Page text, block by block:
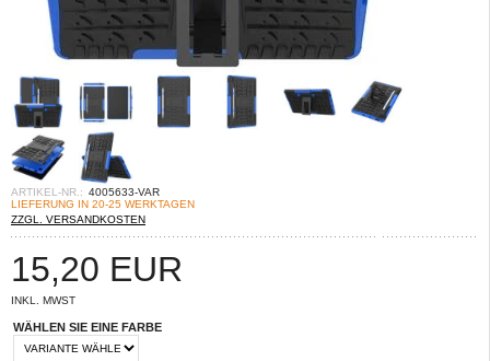
ARTIKEL-NR.: 4005633-VAR
LIEFERUNG IN 20-25 WERKTAGEN
ZZGL. VERSANDKOSTEN
15,20 EUR
INKL. MWST
WÄHLEN SIE EINE FARBE